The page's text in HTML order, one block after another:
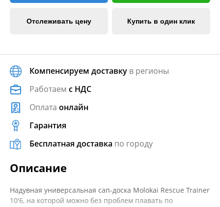
Отслеживать цену Купить в один клик
Компенсируем доставку в регионы
Работаем с НДС
Оплата онлайн
Гарантия
Бесплатная доставка по городу
Описание
Надувная универсальная сап-доска Molokai Rescue Trainer
10'6, на которой можно без проблем плавать по